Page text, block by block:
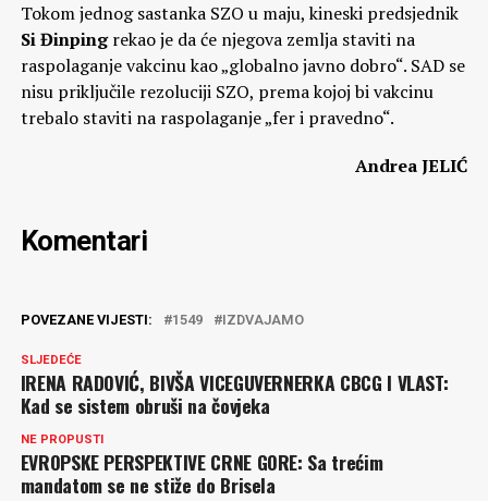
Tokom jednog sastanka SZO u maju, kineski predsjednik
Si Đinpingrekao je da će njegova zemlja staviti na
raspolaganje vakcinu kao „globalno javno dobro“. SAD se
nisu priključile rezoluciji SZO, prema kojoj bi vakcinu
trebalo staviti na raspolaganje „fer i pravedno“.
Andrea JELIĆ
Komentari
POVEZANE VIJESTI: 1549 IZDVAJAMO
SLJEDEĆE
IRENA RADOVIĆ, BIVŠA VICEGUVERNERKA CBCG I VLAST:
Kad se sistem obruši na čovjeka
NE PROPUSTI
EVROPSKE PERSPEKTIVE CRNE GORE: Sa trećim
mandatom se ne stiže do Brisela